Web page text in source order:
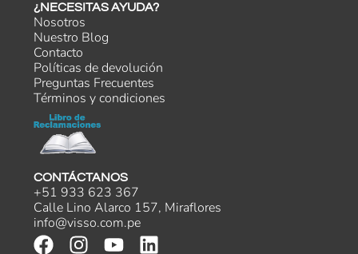
¿NECESITAS AYUDA?
Nosotros
Nuestro Blog
Contacto
Políticas de devolución
Preguntas Frecuentes
Términos y condiciones
CONTÁCTANOS
+51 933 623 367
Calle Lino Alarco 157, Miraflores
info@visso.com.pe